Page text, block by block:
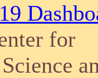
for